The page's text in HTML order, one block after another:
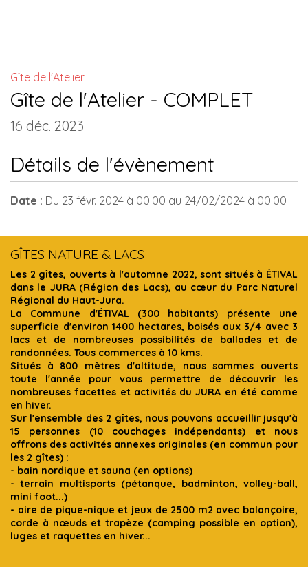
Gîte de l'Atelier
Gîte de l'Atelier - COMPLET
16 déc. 2023
Détails de l'évènement
Date : Du 23 févr. 2024 à 00:00 au 24/02/2024 à 00:00
GÎTES NATURE & LACS
Les 2 gîtes, ouverts à l'automne 2022, sont situés à ÉTIVAL
dans le JURA (Région des Lacs), au cœur du Parc Naturel
Régional du Haut-Jura.
La Commune d'ÉTIVAL (300 habitants) présente une
superficie d'environ 1400 hectares, boisés aux 3/4 avec 3
lacs et de nombreuses possibilités de ballades et de
randonnées. Tous commerces à 10 kms.
Situés à 800 mètres d'altitude, nous sommes ouverts
toute l'année pour vous permettre de découvrir les
nombreuses facettes et activités du JURA en été comme
en hiver.
Sur l'ensemble des 2 gîtes, nous pouvons accueillir jusqu'à
15 personnes (10 couchages indépendants) et nous
offrons des activités annexes originales (en commun pour
les 2 gîtes) :
- bain nordique et sauna (en options)
- terrain multisports (pétanque, badminton, volley-ball,
mini foot...)
- aire de pique-nique et jeux de 2500 m2 avec balançoire,
corde à nœuds et trapèze (camping possible en option),
luges et raquettes en hiver...